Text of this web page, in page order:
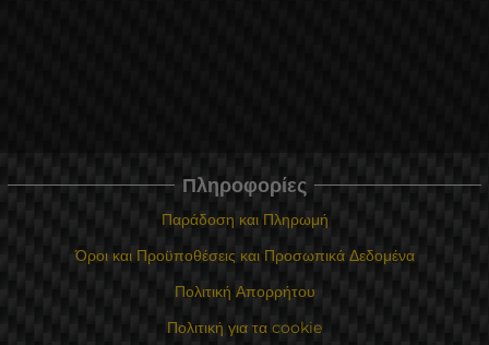
Πληροφορίες
Παράδοση και Πληρωμή
Όροι και Προϋποθέσεις και Προσωπικά Δεδομένα
Πολιτική Απορρήτου
Πολιτική για τα cookie